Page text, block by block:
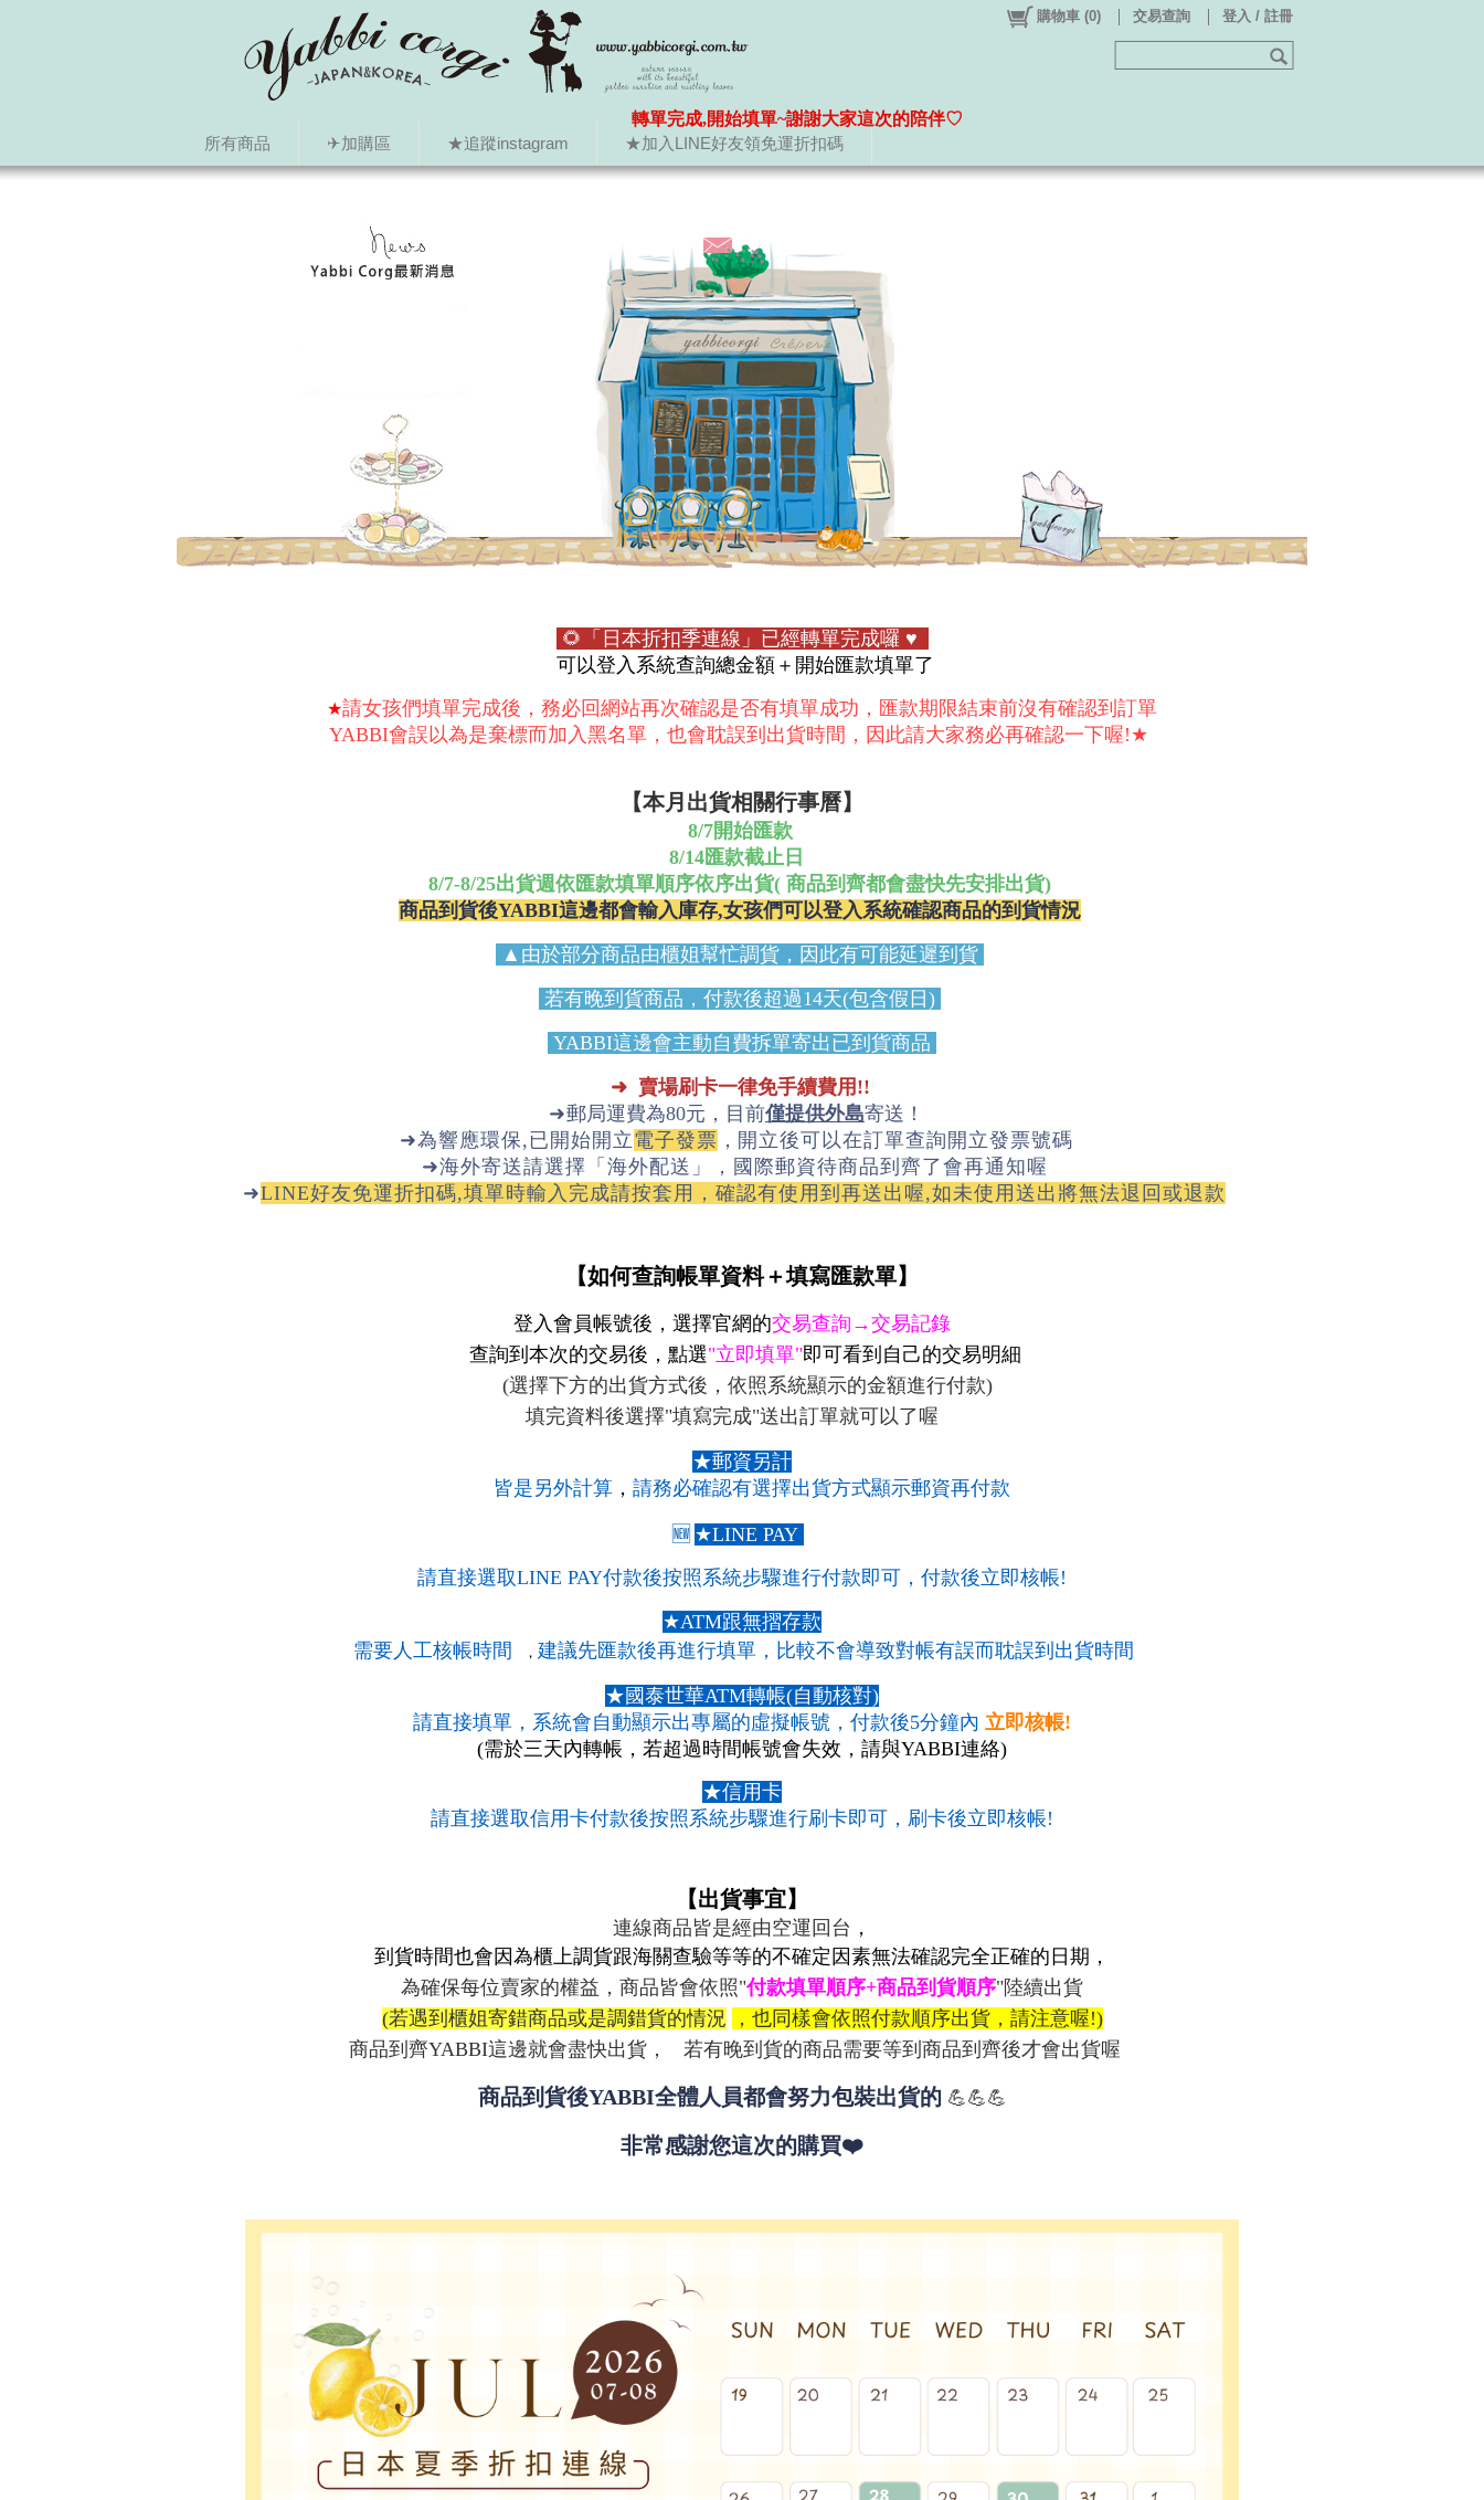
所有商品 ✈加購區 ★追蹤instagram ★加入LINE好友領免運折扣碼
購物車 (0) 交易查詢 登入 / 註冊
轉單完成,開始填單~謝謝大家這次的陪伴♡